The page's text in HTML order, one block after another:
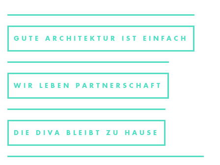
GUTE ARCHITEKTUR IST EINFACH
WIR LEBEN PARTNERSCHAFT
DIE DIVA BLEIBT ZU HAUSE